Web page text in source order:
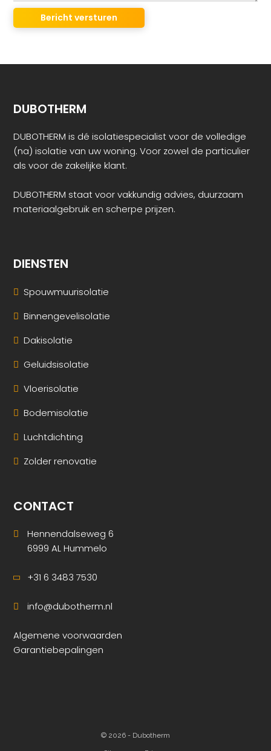
DUBOTHERM
DUBOTHERM is dé isolatiespecialist voor de volledige
(na) isolatie van uw woning. Voor zowel de particulier
als voor de zakelijke klant.
DUBOTHERM staat voor vakkundig advies, duurzaam
materiaalgebruik en scherpe prijzen.
DIENSTEN
Spouwmuurisolatie
Binnengevelisolatie
Dakisolatie
Geluidsisolatie
Vloerisolatie
Bodemisolatie
Luchtdichting
Zolder renovatie
CONTACT
Hennendalseweg 6
6999 AL Hummelo
+31 6 3483 7530
info@dubotherm.nl
Algemene voorwaarden
Garantiebepalingen
© 2026 - Dubotherm